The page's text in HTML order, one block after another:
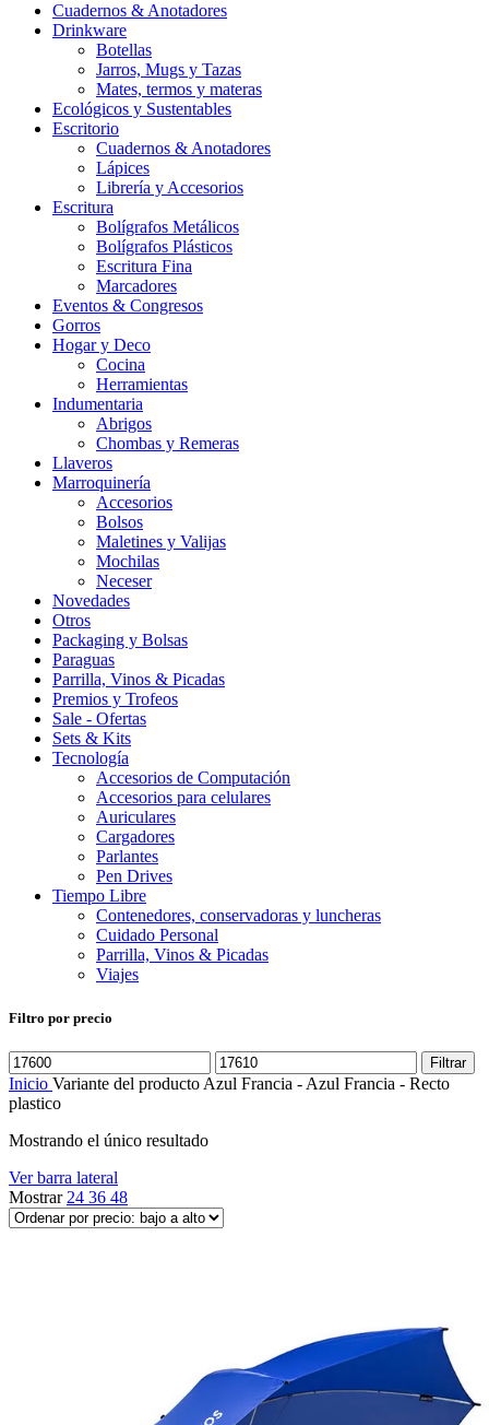
Cuadernos & Anotadores
Drinkware
Botellas
Jarros, Mugs y Tazas
Mates, termos y materas
Ecológicos y Sustentables
Escritorio
Cuadernos & Anotadores
Lápices
Librería y Accesorios
Escritura
Bolígrafos Metálicos
Bolígrafos Plásticos
Escritura Fina
Marcadores
Eventos & Congresos
Gorros
Hogar y Deco
Cocina
Herramientas
Indumentaria
Abrigos
Chombas y Remeras
Llaveros
Marroquinería
Accesorios
Bolsos
Maletines y Valijas
Mochilas
Neceser
Novedades
Otros
Packaging y Bolsas
Paraguas
Parrilla, Vinos & Picadas
Premios y Trofeos
Sale - Ofertas
Sets & Kits
Tecnología
Accesorios de Computación
Accesorios para celulares
Auriculares
Cargadores
Parlantes
Pen Drives
Tiempo Libre
Contenedores, conservadoras y luncheras
Cuidado Personal
Parrilla, Vinos & Picadas
Viajes
Filtro por precio
Precio
mínimo
Precio
máximo
Filtrar
Inicio Variante del producto Azul Francia - Azul Francia - Recto
plastico
Mostrando el único resultado
Ver barra lateral
Mostrar 24 36 48